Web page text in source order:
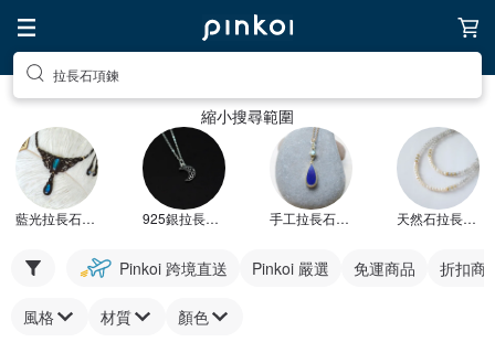
拉長石項鍊
縮小搜尋範圍
藍光拉長石項鍊 925銀拉長石項鍊 手工拉長石項鍊 天然石拉長石項鍊
Pinkoi 跨境直送 Pinkoi 嚴選 免運商品 折扣商
風格 材質 顏色